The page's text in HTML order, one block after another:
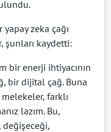
zeka çağı
şunları kaydetti:
bir enerji ihtiyacının
bir dijital çağ. Buna
farklı
lazım. Bu,
değişeceği,